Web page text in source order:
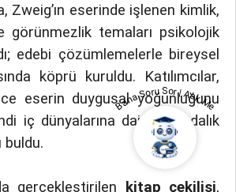
Zweig’ın eserinde işlenen kimlik,
görünmezlik temaları psikolojik
edebi çözümlemelerle bireysel
köprü kuruldu. Katılımcılar,
eserin duygusal yoğunluğunu
iç dünyalarına dair farkındalık
buldu.
gerçekleştirilen kitap çekilişi,
Bana Soru Sor | Ask Me